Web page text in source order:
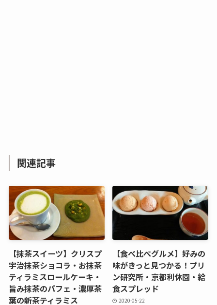
関連記事
【抹茶スイーツ】クリスプ
宇治抹茶ショコラ・お抹茶
ティラミスロールケーキ・
旨み抹茶のパフェ・濃厚茶
葉の新茶ティラミス
【食べ比べグルメ】好みの
味がきっと見つかる！プリ
ン研究所・京都利休園・給
食スプレッド
2020-05-22